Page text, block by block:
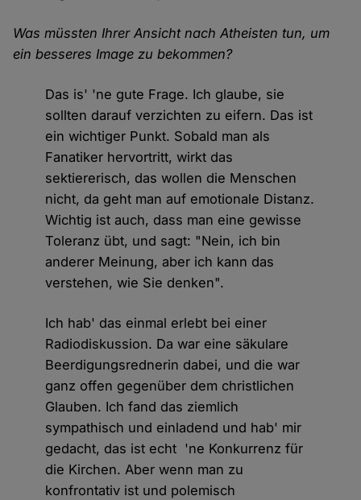
Was müssten Ihrer Ansicht nach Atheisten tun, um
ein besseres Image zu bekommen?
Das is' 'ne gute Frage. Ich glaube, sie
sollten darauf verzichten zu eifern. Das ist
ein wichtiger Punkt. Sobald man als
Fanatiker hervortritt, wirkt das
sektiererisch, das wollen die Menschen
nicht, da geht man auf emotionale Distanz.
Wichtig ist auch, dass man eine gewisse
Toleranz übt, und sagt: "Nein, ich bin
anderer Meinung, aber ich kann das
verstehen, wie Sie denken".
Ich hab' das einmal erlebt bei einer
Radiodiskussion. Da war eine säkulare
Beerdigungsrednerin dabei, und die war
ganz offen gegenüber dem christlichen
Glauben. Ich fand das ziemlich
sympathisch und einladend und hab' mir
gedacht, das ist echt 'ne Konkurrenz für
die Kirchen. Aber wenn man zu
konfrontativ ist und polemisch